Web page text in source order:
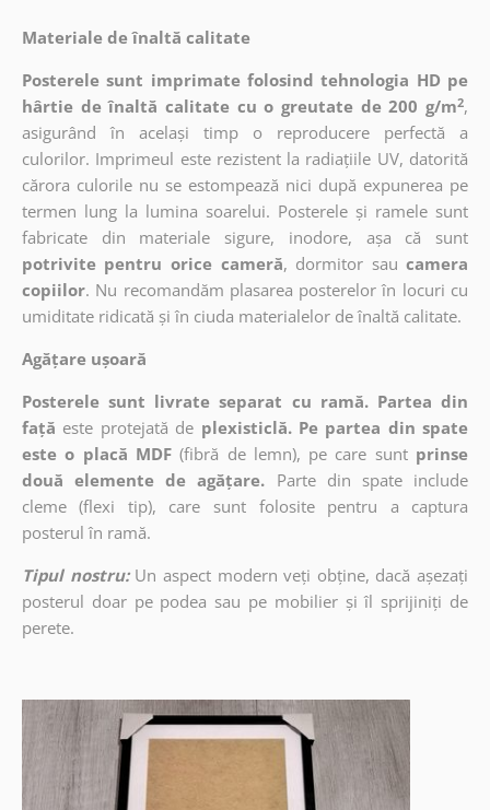
Materiale de înaltă calitate
Posterele sunt imprimate folosind tehnologia HD pe
hârtie de înaltă calitate cu o greutate de 200 g/m2,
asigurând în același timp o reproducere perfectă a
culorilor. Imprimeul este rezistent la radiațiile UV, datorită
cărora culorile nu se estompează nici după expunerea pe
termen lung la lumina soarelui. Posterele și ramele sunt
fabricate din materiale sigure, inodore, așa că sunt
potrivite pentru orice cameră, dormitor sau camera
copiilor. Nu recomandăm plasarea posterelor în locuri cu
umiditate ridicată și în ciuda materialelor de înaltă calitate.
Agățare ușoară
Posterele sunt livrate separat cu ramă. Partea din
față este protejată de plexisticlă. Pe partea din spate
este o placă MDF (fibră de lemn), pe care sunt prinse
două elemente de agățare. Parte din spate include
cleme (flexi tip), care sunt folosite pentru a captura
posterul în ramă.
Tipul nostru: Un aspect modern veți obține, dacă așezați
posterul doar pe podea sau pe mobilier și îl sprijiniți de
perete.